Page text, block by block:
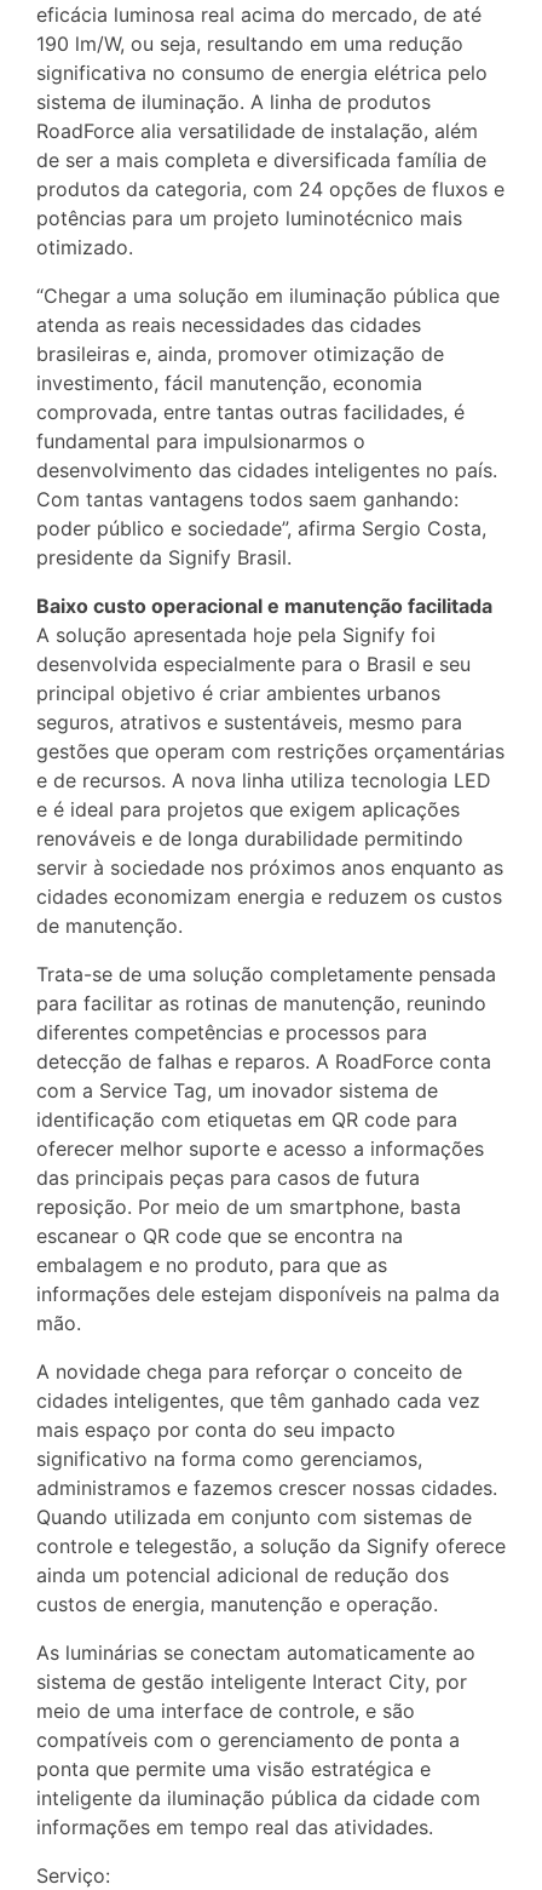
eficácia luminosa real acima do mercado, de até
190 lm/W, ou seja, resultando em uma redução
significativa no consumo de energia elétrica pelo
sistema de iluminação. A linha de produtos
RoadForce alia versatilidade de instalação, além
de ser a mais completa e diversificada família de
produtos da categoria, com 24 opções de fluxos e
potências para um projeto luminotécnico mais
otimizado.
“Chegar a uma solução em iluminação pública que
atenda as reais necessidades das cidades
brasileiras e, ainda, promover otimização de
investimento, fácil manutenção, economia
comprovada, entre tantas outras facilidades, é
fundamental para impulsionarmos o
desenvolvimento das cidades inteligentes no país.
Com tantas vantagens todos saem ganhando:
poder público e sociedade”, afirma Sergio Costa,
presidente da Signify Brasil.
Baixo custo operacional e manutenção facilitada
A solução apresentada hoje pela Signify foi
desenvolvida especialmente para o Brasil e seu
principal objetivo é criar ambientes urbanos
seguros, atrativos e sustentáveis, mesmo para
gestões que operam com restrições orçamentárias
e de recursos. A nova linha utiliza tecnologia LED
e é ideal para projetos que exigem aplicações
renováveis e de longa durabilidade permitindo
servir à sociedade nos próximos anos enquanto as
cidades economizam energia e reduzem os custos
de manutenção.
Trata-se de uma solução completamente pensada
para facilitar as rotinas de manutenção, reunindo
diferentes competências e processos para
detecção de falhas e reparos. A RoadForce conta
com a Service Tag, um inovador sistema de
identificação com etiquetas em QR code para
oferecer melhor suporte e acesso a informações
das principais peças para casos de futura
reposição. Por meio de um smartphone, basta
escanear o QR code que se encontra na
embalagem e no produto, para que as
informações dele estejam disponíveis na palma da
mão.
A novidade chega para reforçar o conceito de
cidades inteligentes, que têm ganhado cada vez
mais espaço por conta do seu impacto
significativo na forma como gerenciamos,
administramos e fazemos crescer nossas cidades.
Quando utilizada em conjunto com sistemas de
controle e telegestão, a solução da Signify oferece
ainda um potencial adicional de redução dos
custos de energia, manutenção e operação.
As luminárias se conectam automaticamente ao
sistema de gestão inteligente Interact City, por
meio de uma interface de controle, e são
compatíveis com o gerenciamento de ponta a
ponta que permite uma visão estratégica e
inteligente da iluminação pública da cidade com
informações em tempo real das atividades.
Serviço: